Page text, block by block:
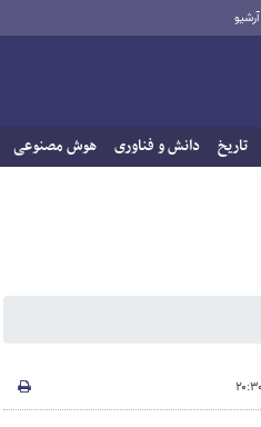
آرشیو
تاریخ دانش و فناوری هوش مصنوعی